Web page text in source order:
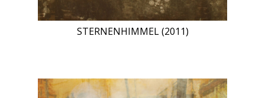
STERNENHIMMEL (2011)